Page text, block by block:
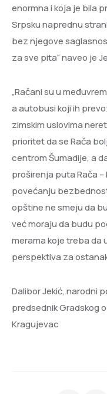
enormna i koja je bila
Srpsku naprednu
bez njegove
za sve pita“ naveo je
„Račani su u
a autobusi koji ih
zimskim uslovima
prioritet da se Rača
centrom Šumadije, a
proširenja puta Rača
povećanju
opštine ne smeju da
već moraju da budu
merama koje treba da
perspektiva za
Dalibor Jekić, narodni
predsednik Gradskog
Kragujevac